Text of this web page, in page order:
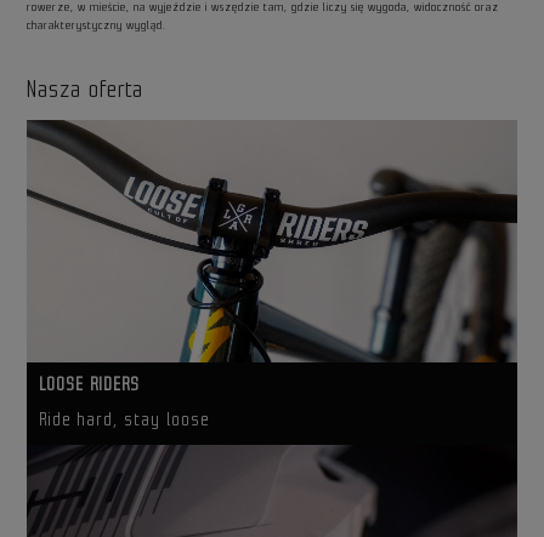
rowerze, w mieście, na wyjeździe i wszędzie tam, gdzie liczy się wygoda, widoczność oraz
charakterystyczny wygląd.
Nasza oferta
LOOSE RIDERS
Ride hard, stay loose